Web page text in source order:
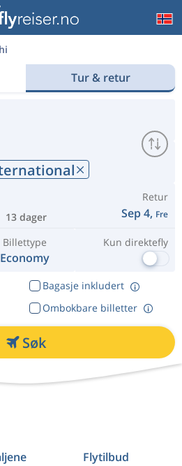
Tur & retur
13 dager
Retur
Sep 4, Fre
Billettype
Economy
Kun direktefly
Bagasje inkludert
Ombokbare billetter
Søk
Flytilbud